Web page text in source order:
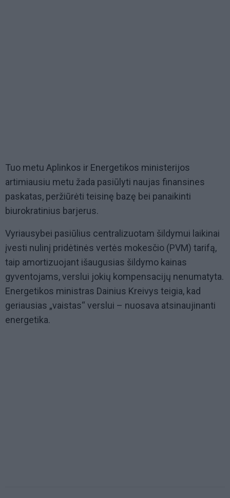
Tuo metu Aplinkos ir Energetikos ministerijos
artimiausiu metu žada pasiūlyti naujas finansines
paskatas, peržiūrėti teisinę bazę bei panaikinti
biurokratinius barjerus.
Vyriausybei pasiūlius centralizuotam šildymui laikinai
įvesti nulinį pridėtinės vertės mokesčio (PVM) tarifą,
taip amortizuojant išaugusias šildymo kainas
gyventojams, verslui jokių kompensacijų nenumatyta.
Energetikos ministras Dainius Kreivys teigia, kad
geriausias „vaistas“ verslui – nuosava atsinaujinanti
energetika.